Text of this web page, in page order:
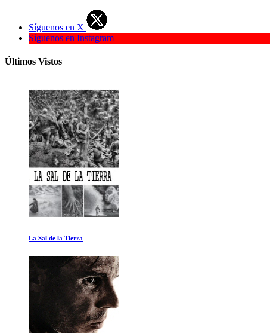
Síguenos en X
Síguenos en Instagram
Últimos Vistos
La Cueva de los Sueños Olvidados